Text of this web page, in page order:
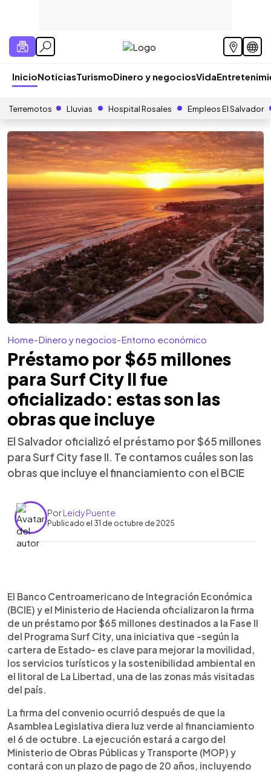
InicioNoticiasTurismoDinero y negociosVida
Terremotos Lluvias Hospital Rosales Empleos El Salvador
Home-Dinero y negocios-Entorno económico
Préstamo por $65 millones
para Surf City II fue
oficializado: estas son las
obras que incluye
El Salvador oficializó el préstamo por $65 millones
para Surf City fase II. Te contamos cuáles son las
obras que incluye el financiamiento con el BCIE
PorLeidy Puente
Publicado el 31 de octubre de 2025
Escuchar artículo
El BCIE y el Ministerio de Hacienda firmaron un
préstamo por $65 millones para la Fase II de Surf
City, proyecto que busca fortalecer el turismo y la
sostenibilidad en La Libertad. Las obras incluirán
la ampliación de la carretera del Litoral, un nuevo
puente sobre el río Huiza y dos plantas de
tratamiento de aguas residuales. Más de 69,000
personas serán beneficiadas directamente,
generando empleos y mejorando servicios
locales. Con este acuerdo, la inversión total
supera los $135 millones, consolidando a Surf City
como motor del desarrollo económico y
ambiental del litoral salvadoreño.
El Banco Centroamericano de Integración Económica
(BCIE) y el Ministerio de Hacienda oficializaron la firma
de un préstamo por $65 millones destinados a la Fase II
del Programa Surf City, una iniciativa que -según la
cartera de Estado- es clave para mejorar la movilidad,
los servicios turísticos y la sostenibilidad ambiental en
el litoral de La Libertad, una de las zonas más visitadas
del país.
La firma del convenio ocurrió después de que la
Asamblea Legislativa diera luz verde al financiamiento
el 6 de octubre. La ejecución estará a cargo del
Ministerio de Obras Públicas y Transporte (MOP) y
contará con un plazo de pago de 20 años, incluyendo